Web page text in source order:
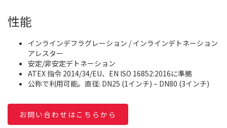
性能
インラインデフラグレーション / インラインデトネーション
アレスター
安定/非安定デトネーション
ATEX 指令 2014/34/EU、EN ISO 16852:2016に準拠
公称で利用可能。直径: DN25 (1インチ) – DN80 (3インチ)
お問い合わせはこちらから